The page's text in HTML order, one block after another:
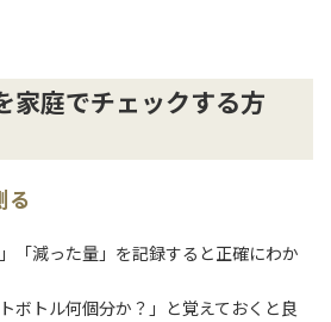
家庭でチェックする方
る
「減った量」を記録すると正確にわか
ボトル何個分か？」と覚えておくと良